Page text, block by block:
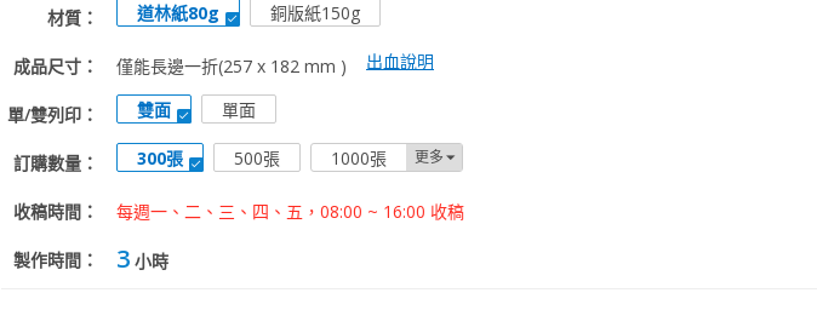
材質： 道林紙80g 銅版紙150g
成品尺寸： 僅能長邊一折(257 x 182 mm ) 出血說明
單/雙列印： 雙面 單面
訂購數量： 300張 500張 1000張 更多
收稿時間： 每週一、二、三、四、五，08:00 ~ 16:00 收稿
製作時間： 3 小時